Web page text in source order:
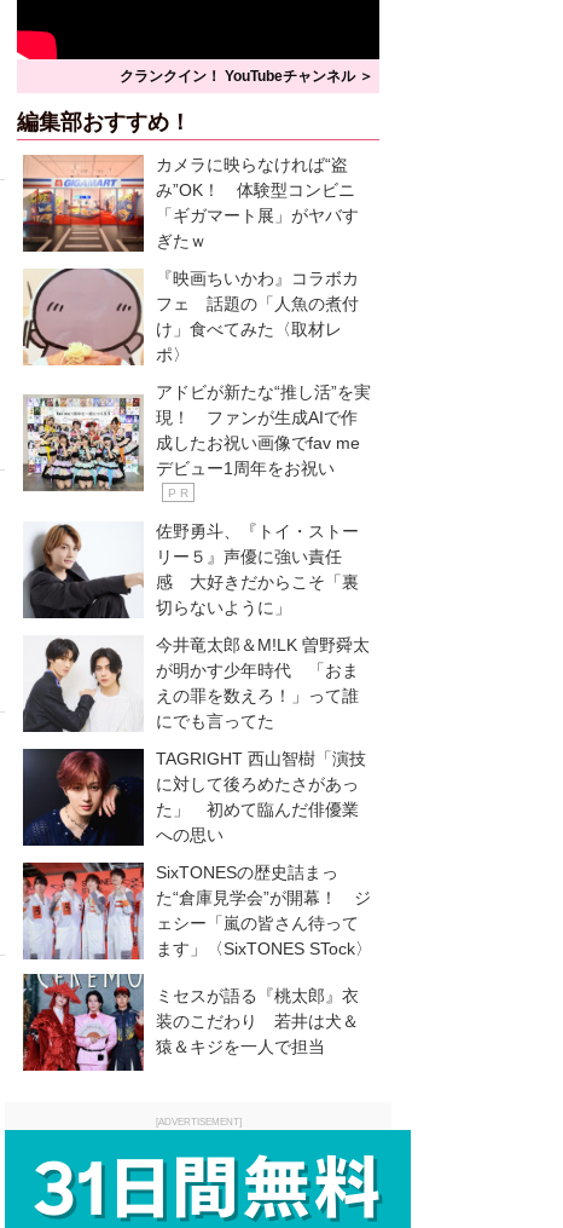
クランクイン！ YouTubeチャンネル ＞
編集部おすすめ！
カメラに映らなければ“盗
み”OK！ 体験型コンビニ
「ギガマート展」がヤバす
ぎたｗ
『映画ちいかわ』コラボカ
フェ 話題の「人魚の煮付
け」食べてみた〈取材レ
ポ〉
アドビが新たな“推し活”を実
現！ ファンが生成AIで作
成したお祝い画像でfav me
デビュー1周年をお祝い
P R
佐野勇斗、『トイ・ストー
リー５』声優に強い責任
感 大好きだからこそ「裏
切らないように」
今井竜太郎＆M!LK 曽野舜太
が明かす少年時代 「おま
えの罪を数えろ！」って誰
にでも言ってた
TAGRIGHT 西山智樹「演技
に対して後ろめたさがあっ
た」 初めて臨んだ俳優業
への思い
SixTONESの歴史詰まっ
た“倉庫見学会”が開幕！ ジ
ェシー「嵐の皆さん待って
ます」〈SixTONES STock〉
ミセスが語る『桃太郎』衣
装のこだわり 若井は犬＆
猿＆キジを一人で担当
[ADVERTISEMENT]